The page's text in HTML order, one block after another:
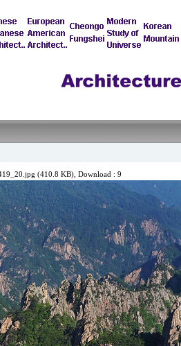
(410.8 KB) , Download : 9